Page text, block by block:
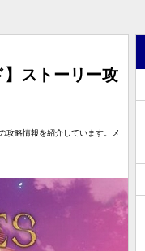
】ストーリー攻
攻略情報を紹介しています。メ